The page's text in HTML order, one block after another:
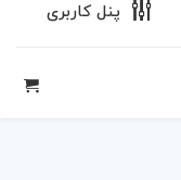
پنل کاربری